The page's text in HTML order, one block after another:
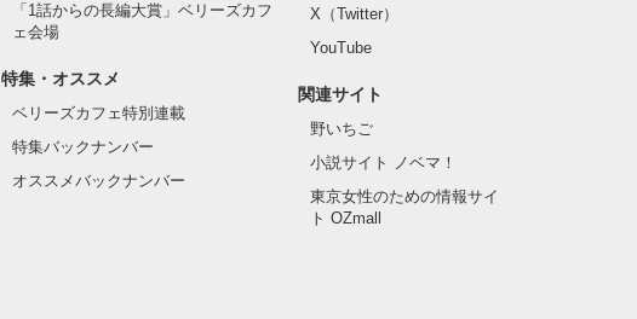
「1話からの長編大賞」ベリーズカフ
ェ会場
特集・オススメ
ベリーズカフェ特別連載
特集バックナンバー
オススメバックナンバー
X（Twitter）
YouTube
関連サイト
野いちご
小説サイト ノベマ！
東京女性のための情報サイ
ト OZmall